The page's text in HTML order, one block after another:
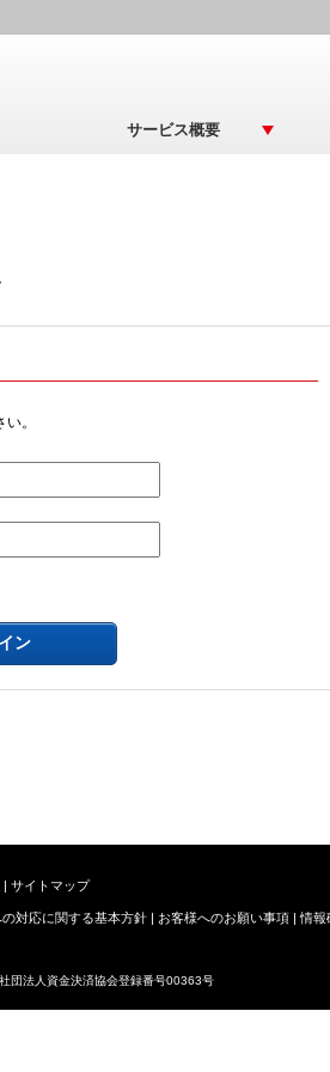
サービス概要
。
サイトマップ
対応に関する基本方針 お客様へのお願い事項 情報
法人資金決済協会登録番号00363号